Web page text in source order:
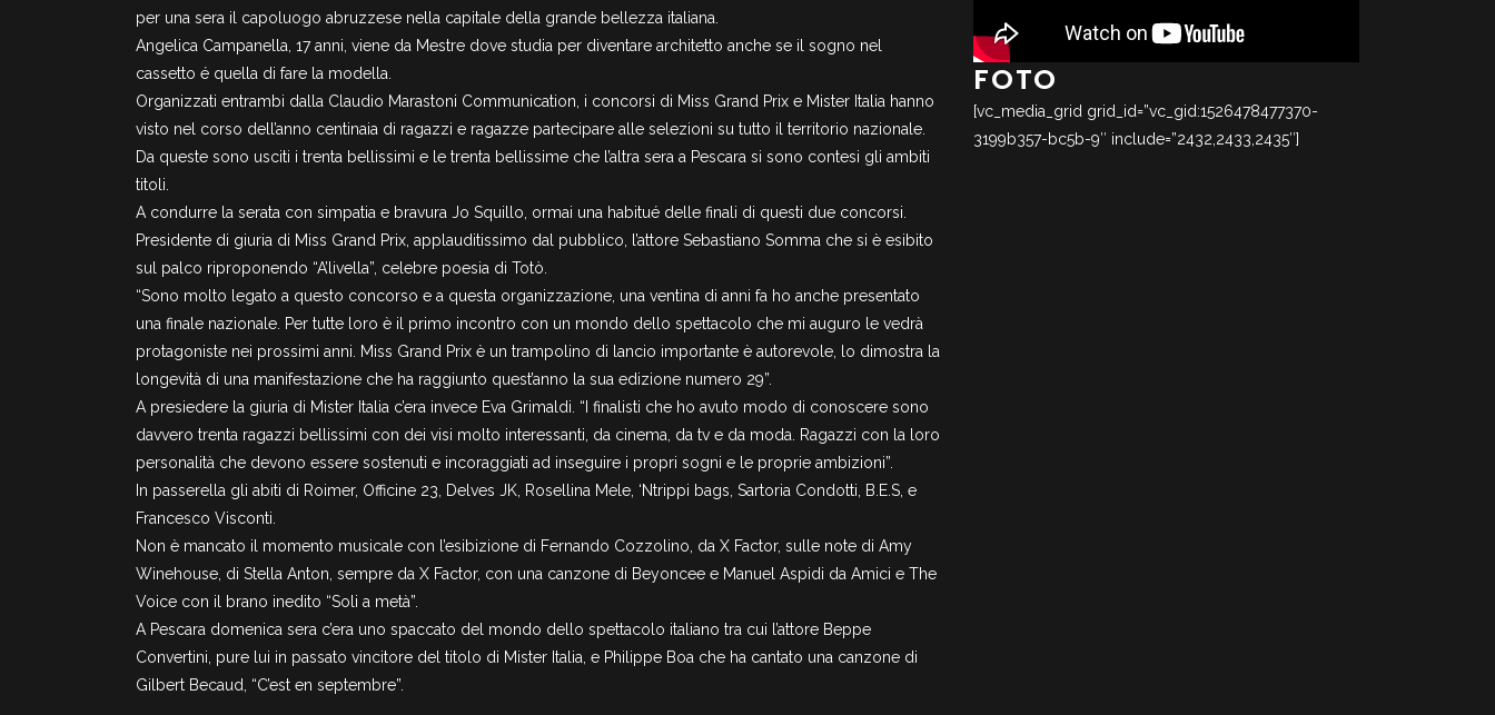
per una sera il capoluogo abruzzese nella capitale della grande bellezza italiana.
Angelica Campanella, 17 anni, viene da Mestre dove studia per diventare architetto anche se il sogno nel
cassetto é quella di fare la modella.
Organizzati entrambi dalla Claudio Marastoni Communication, i concorsi di Miss Grand Prix e Mister Italia hanno
visto nel corso dell’anno centinaia di ragazzi e ragazze partecipare alle selezioni su tutto il territorio nazionale.
Da queste sono usciti i trenta bellissimi e le trenta bellissime che l’altra sera a Pescara si sono contesi gli ambiti
titoli.
A condurre la serata con simpatia e bravura Jo Squillo, ormai una habitué delle finali di questi due concorsi.
Presidente di giuria di Miss Grand Prix, applauditissimo dal pubblico, l’attore Sebastiano Somma che si è esibito
sul palco riproponendo “A’livella”, celebre poesia di Totò.
“Sono molto legato a questo concorso e a questa organizzazione, una ventina di anni fa ho anche presentato
una finale nazionale. Per tutte loro è il primo incontro con un mondo dello spettacolo che mi auguro le vedrà
protagoniste nei prossimi anni. Miss Grand Prix è un trampolino di lancio importante è autorevole, lo dimostra la
longevità di una manifestazione che ha raggiunto quest’anno la sua edizione numero 29”.
A presiedere la giuria di Mister Italia c’era invece Eva Grimaldi. “I finalisti che ho avuto modo di conoscere sono
davvero trenta ragazzi bellissimi con dei visi molto interessanti, da cinema, da tv e da moda. Ragazzi con la loro
personalità che devono essere sostenuti e incoraggiati ad inseguire i propri sogni e le proprie ambizioni”.
In passerella gli abiti di Roimer, Officine 23, Delves JK, Rosellina Mele, ‘Ntrippi bags, Sartoria Condotti, B.E.S, e
Francesco Visconti.
Non è mancato il momento musicale con l’esibizione di Fernando Cozzolino, da X Factor, sulle note di Amy
Winehouse, di Stella Anton, sempre da X Factor, con una canzone di Beyoncee e Manuel Aspidi da Amici e The
Voice con il brano inedito “Soli a metà”.
A Pescara domenica sera c’era uno spaccato del mondo dello spettacolo italiano tra cui l’attore Beppe
Convertini, pure lui in passato vincitore del titolo di Mister Italia, e Philippe Boa che ha cantato una canzone di
Gilbert Becaud, “C’est en septembre”.
FOTO
[vc_media_grid grid_id=”vc_gid:1526478477370-
3199b357-bc5b-9″ include=”2432,2433,2435″]